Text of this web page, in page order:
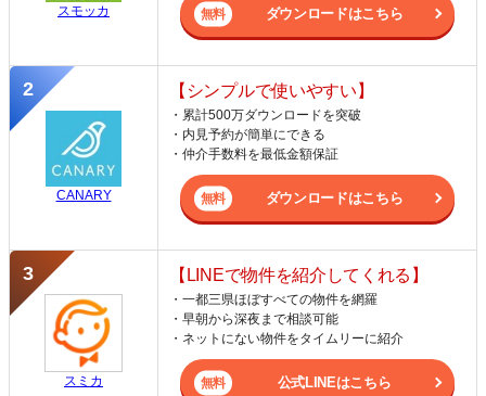
スモッカ ダウンロードはこちら
CANARY
【シンプルで使いやすい】
・累計500万ダウンロードを突破
・内見予約が簡単にできる
・仲介手数料を最低金額保証
ダウンロードはこちら
スミカ
【LINEで物件を紹介してくれる】
・一都三県ほぼすべての物件を網羅
・早朝から深夜まで相談可能
・ネットにない物件をタイムリーに紹介
公式LINEはこちら